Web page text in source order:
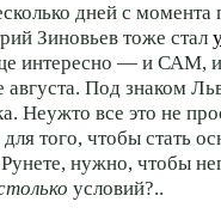
дней с момента
Зиновьев тоже стал
интересно — и САМ,
августа. Под знаком
Неужто все это не
того, чтобы стать
нужно, чтобы
условий?..